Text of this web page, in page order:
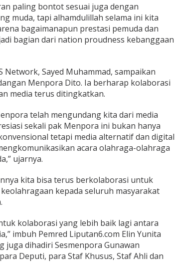
paling bontot sesuai juga dengan
muda, tapi alhamdulillah selama ini kita
bagaimanapun prestasi pemuda dan
bagian dari nation proudness kebanggaan
Network, Sayed Muhammad, sampaikan
Menpora Dito. Ia berharap kolaborasi
media terus ditingkatkan.
telah mengundang kita dari media
sekali pak Menpora ini bukan hanya
tetapi media alternatif dan digital
acara olahraga-olahraga
ujarnya.
kita bisa terus berkolaborasi untuk
kepada seluruh masyarakat
kolaborasi yang lebih baik lagi antara
imbuh Pemred Liputan6.com Elin Yunita
juga dihadiri Sesmenpora Gunawan
Deputi, para Staf Khusus, Staf Ahli dan